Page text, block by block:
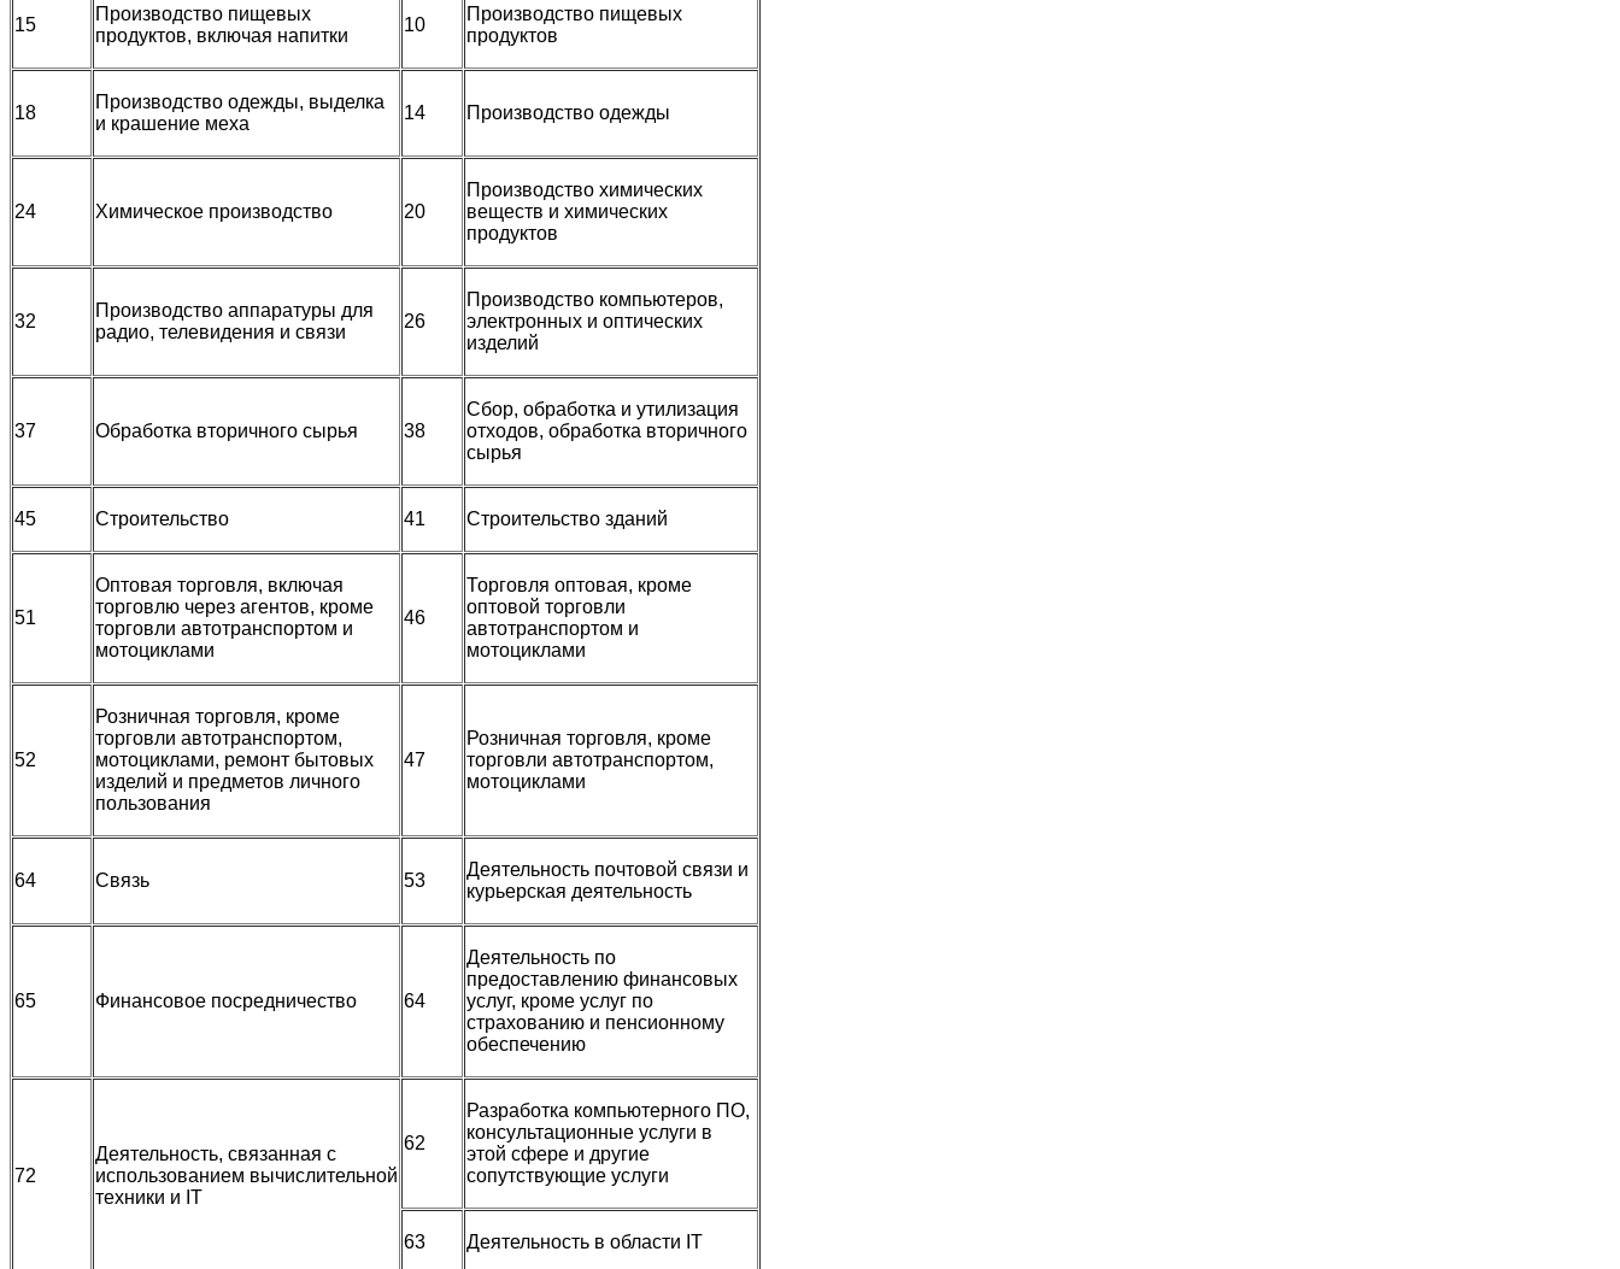
15
Производство пищевых
продуктов, включая напитки
10
Производство пищевых
продуктов
18
Производство одежды, выделка
и крашение меха
14 Производство одежды
24 Химическое производство 20
Производство химических
веществ и химических
продуктов
32
Производство аппаратуры для
радио, телевидения и связи
26
Производство компьютеров,
электронных и оптических
изделий
37 Обработка вторичного сырья 38
Сбор, обработка и утилизация
отходов, обработка вторичного
сырья
45 Строительство 41 Строительство зданий
51
Оптовая торговля, включая
торговлю через агентов, кроме
торговли автотранспортом и
мотоциклами
46
Торговля оптовая, кроме
оптовой торговли
автотранспортом и
мотоциклами
52
Розничная торговля, кроме
торговли автотранспортом,
мотоциклами, ремонт бытовых
изделий и предметов личного
пользования
47
Розничная торговля, кроме
торговли автотранспортом,
мотоциклами
64 Связь 53
Деятельность почтовой связи и
курьерская деятельность
65 Финансовое посредничество 64
Деятельность по
предоставлению финансовых
услуг, кроме услуг по
страхованию и пенсионному
обеспечению
72
Деятельность, связанная с
использованием вычислительной
техники и IT
62
Разработка компьютерного ПО,
консультационные услуги в
этой сфере и другие
сопутствующие услуги
63 Деятельность в области IT